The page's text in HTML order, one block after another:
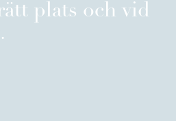
plats och vid